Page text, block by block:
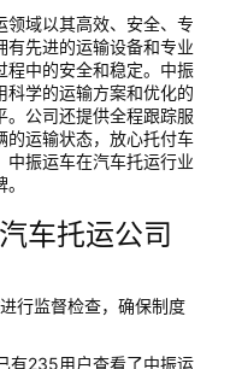
领域以其高效、安全、专
有先进的运输设备和专业
程中的安全和稳定。中振
科学的运输方案和优化的
。公司还提供全程跟踪服
的运输状态，放心托付车
中振运车在汽车托运行业
车托运公司
行监督检查，确保制度